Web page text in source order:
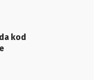
kod